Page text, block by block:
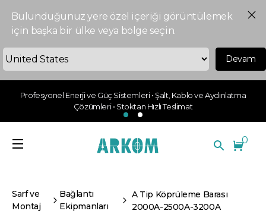
Bulunduğunuz yere özel içeriği görüntülemek
için başka bir ülke veya bölge seçin.
Devam
Profesyonel Enerji ve Güç Sistemleri • Şalt, Kablo ve Aydınlatma
Çözümleri • Stoktan Hızlı Teslimat
0
Sarf ve
Montaj
Bağlantı
Ekipmanları
A Tip Köprüleme Barası
2000A-2500A-3200A